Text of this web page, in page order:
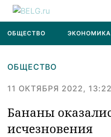
ОБЩЕСТВО ЭКОНОМИКА
ОБЩЕСТВО
11 ОКТЯБРЯ 2022, 13:22
Бананы
исчезновения